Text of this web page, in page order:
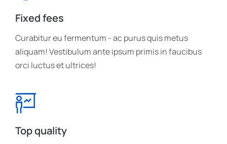
Fixed fees
Curabitur eu fermentum - ac purus quis metus
aliquam! Vestibulum ante ipsum primis in faucibus
orci luctus et ultrices!
Top quality